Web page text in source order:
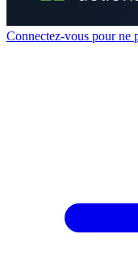
Connectez-vous pour ne